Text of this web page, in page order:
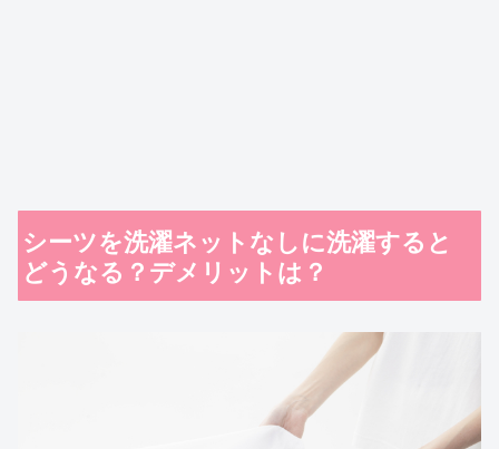
シーツを洗濯ネットなしに洗濯すると
どうなる？デメリットは？